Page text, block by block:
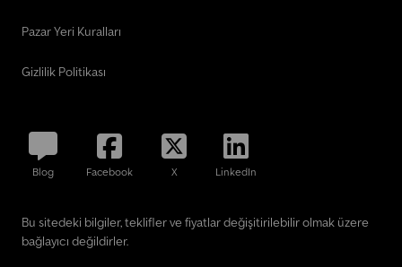
Pazar Yeri Kuralları
Gizlilik Politikası
Blog Facebook X LinkedIn
Bu sitedeki bilgiler, teklifler ve fiyatlar değişitirilebilir olmak üzere
bağlayıcı değildirler.